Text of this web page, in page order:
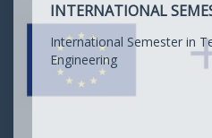
INTERNATIONAL
International Semester in
Engineering